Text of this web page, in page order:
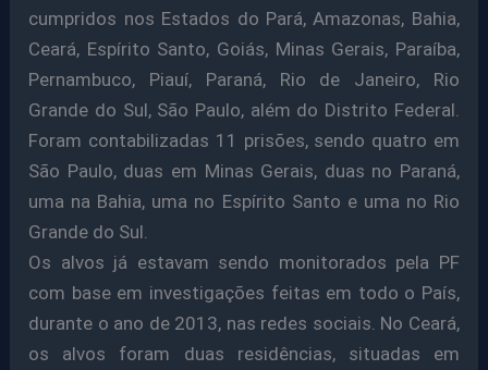
cumpridos nos Estados do Pará, Amazonas, Bahia,
Ceará, Espírito Santo, Goiás, Minas Gerais, Paraíba,
Pernambuco, Piauí, Paraná, Rio de Janeiro, Rio
Grande do Sul, São Paulo, além do Distrito Federal.
Foram contabilizadas 11 prisões, sendo quatro em
São Paulo, duas em Minas Gerais, duas no Paraná,
uma na Bahia, uma no Espírito Santo e uma no Rio
Grande do Sul.
Os alvos já estavam sendo monitorados pela PF
com base em investigações feitas em todo o País,
durante o ano de 2013, nas redes sociais. No Ceará,
os alvos foram duas residências, situadas em